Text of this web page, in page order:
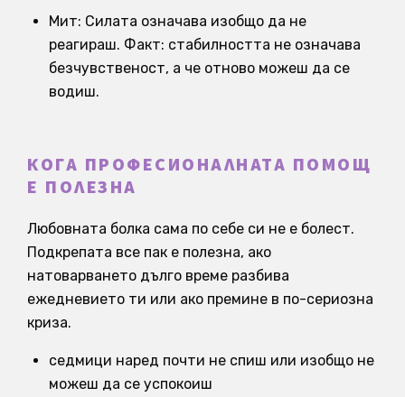
Мит: Силата означава изобщо да не
реагираш. Факт: стабилността не означава
безчувственост, а че отново можеш да се
водиш.
КОГА ПРОФЕСИОНАЛНАТА ПОМОЩ
Е ПОЛЕЗНА
Любовната болка сама по себе си не е болест.
Подкрепата все пак е полезна, ако
натоварването дълго време разбива
ежедневието ти или ако премине в по-сериозна
криза.
седмици наред почти не спиш или изобщо не
можеш да се успокоиш